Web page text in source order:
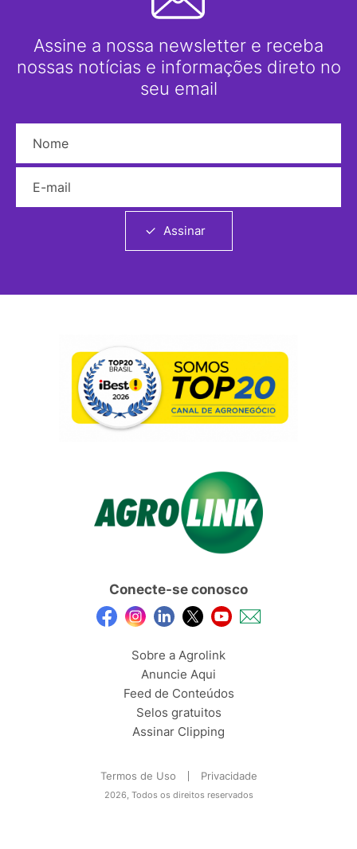
Assine a nossa newsletter e receba
nossas notícias e informações direto no
seu email
Assinar
Conecte-se conosco
Sobre a Agrolink
Anuncie Aqui
Feed de Conteúdos
Selos gratuitos
Assinar Clipping
Termos de Uso Privacidade
2026, Todos os direitos reservados